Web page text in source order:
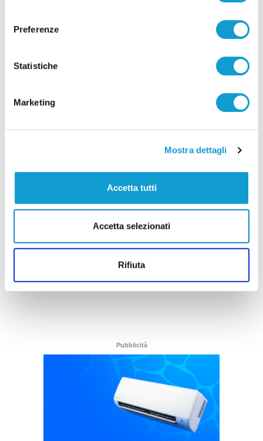
Preferenze
Statistiche
Marketing
Mostra dettagli
Accetta tutti
Accetta selezionati
Rifiuta
Calcio Serie C - Bongelli lascia la Samb e passa
di Pierluigi Dorotei
Pubblicità